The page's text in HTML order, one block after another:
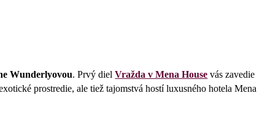
Wunderlyovou. Prvý diel Vražda v Mena House vás zavedie
prostredie, ale tiež tajomstvá hostí luxusného hotela Mena